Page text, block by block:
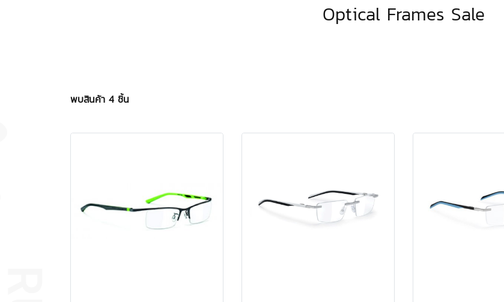
Optical Frames Sale
พบสินค้า 4 ชิ้น